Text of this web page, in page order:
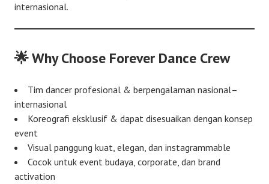
internasional.
🌟Why Choose Forever Dance Crew
Tim dancer profesional & berpengalaman nasional–
internasional
Koreografi eksklusif & dapat disesuaikan dengan konsep
event
Visual panggung kuat, elegan, dan instagrammable
Cocok untuk event budaya, corporate, dan brand
activation